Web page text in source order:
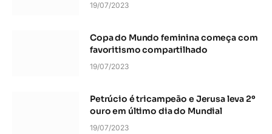
19/07/2023
Copa do Mundo feminina começa com
favoritismo compartilhado
19/07/2023
Petrúcio é tricampeão e Jerusa leva 2º
ouro em último dia do Mundial
19/07/2023